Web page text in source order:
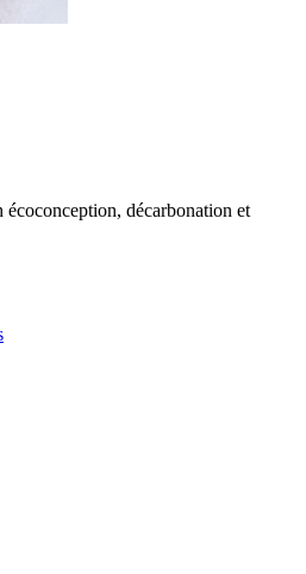
écoconception, décarbonation et